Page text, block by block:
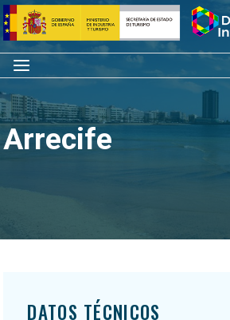
Saltar
al
contenido
Inicio
Menú
Arrecife
DATOS TÉCNICOS